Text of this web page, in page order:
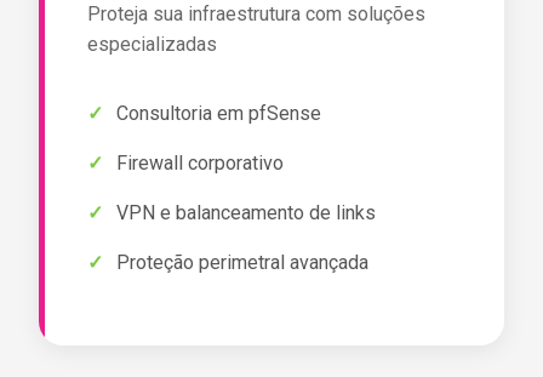
Proteja sua infraestrutura com soluções
especializadas
Consultoria em pfSense
Firewall corporativo
VPN e balanceamento de links
Proteção perimetral avançada